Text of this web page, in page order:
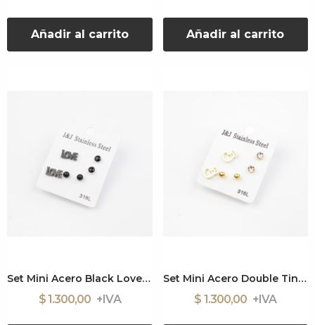
Añadir al carrito Añadir al carrito
Set Mini Acero Black Love (J7678)
$ 1.300,00
Set Mini Acero Double Tiny Heart (J7672)
$ 1.300,00